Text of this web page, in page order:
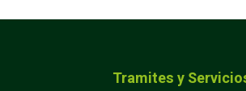
Tramites y